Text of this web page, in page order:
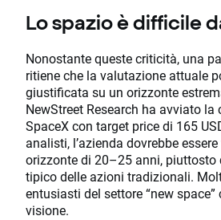
Lo spazio è difficile
Nonostante queste criticità, una
ritiene che la valutazione attuale
giustificata su un orizzonte
NewStreet Research ha avviato la
SpaceX con target price di 165
analisti, l’azienda dovrebbe
orizzonte di 20–25 anni, piuttosto
tipico delle azioni tradizionali.
entusiasti del settore “new
visione.